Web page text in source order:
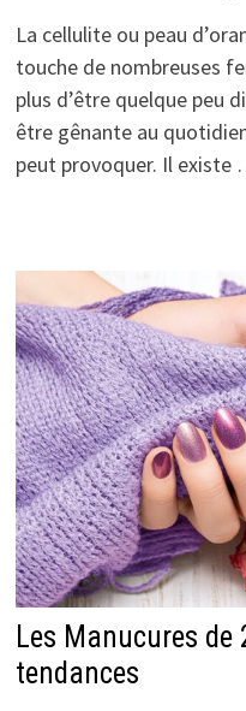
La cellulite ou peau
touche de nombreuses
plus d’être quelque peu
être gênante au
peut provoquer. Il existe
Les Manucures de
tendances